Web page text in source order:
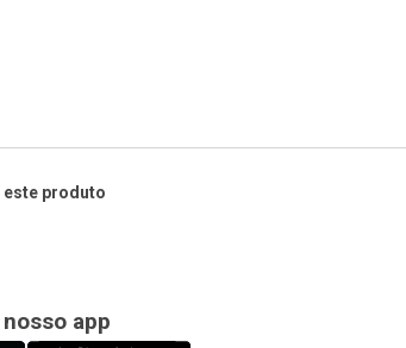
este produto
app